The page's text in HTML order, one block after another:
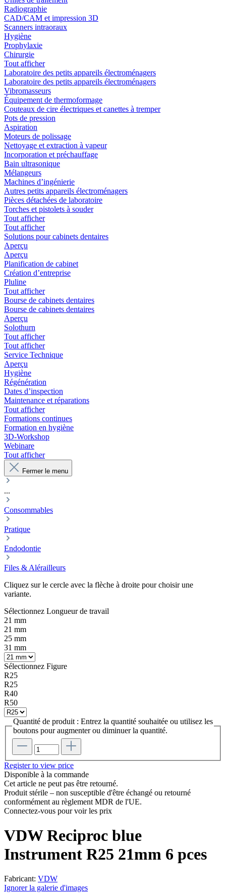
Radiographie
CAD/CAM et impression 3D
Scanners intraoraux
Hygiène
Prophylaxie
Chirurgie
Tout afficher
Laboratoire des petits appareils électroménagers
Laboratoire des petits appareils électroménagers
Vibromasseurs
Équipement de thermoformage
Couteaux de cire électriques et canettes à tremper
Pots de pression
Aspiration
Moteurs de polissage
Nettoyage et extraction à vapeur
Incorporation et préchauffage
Bain ultrasonique
Mélangeurs
Machines d’ingénierie
Autres petits appareils électroménagers
Pièces détachées de laboratoire
Torches et pistolets à souder
Tout afficher
Tout afficher
Solutions pour cabinets dentaires
Aperçu
Aperçu
Planification de cabinet
Création d’entreprise
Pluline
Tout afficher
Bourse de cabinets dentaires
Bourse de cabinets dentaires
Aperçu
Solothurn
Tout afficher
Tout afficher
Service Technique
Aperçu
Hygiène
Régénération
Dates d’inspection
Maintenance et réparations
Tout afficher
Formations continues
Formation en hygiène
3D-Workshop
Webinare
Tout afficher
Fermer le menu
...
Consommables
Pratique
Endodontie
Files & Alérailleurs
Cliquez sur le cercle avec la flèche à droite pour choisir une
variante.
Sélectionnez Longueur de travail
21 mm
21 mm
25 mm
31 mm
Sélectionnez Figure
R25
R25
R40
R50
Quantité de produit : Entrez la quantité souhaitée ou utilisez les
boutons pour augmenter ou diminuer la quantité.
Register to view price
Disponible à la commande
Cet article ne peut pas être retourné.
Produit stérile – non susceptible d'être échangé ou retourné
conformément au règlement MDR de l'UE.
Connectez-vous pour voir les prix
VDW Reciproc blue
Instrument R25 21mm 6 pces
Fabricant: VDW
Ignorer la galerie d'images